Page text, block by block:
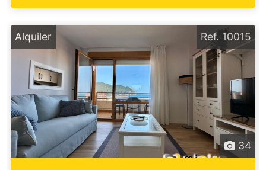
Alquiler
34
Ref. 10015